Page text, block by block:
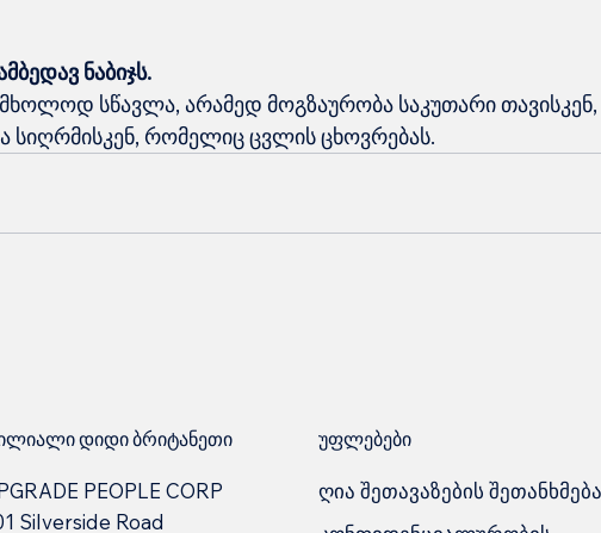
ნაბიჯს.
სწავლა, არამედ მოგზაურობა საკუთარი
სიღრმისკენ, რომელიც ცვლის ცხოვრებას.
დიდი ბრიტანეთი
PEOPLE CORP
Silverside Road
უფლებები
ღია შეთავაზების შეთანხმება